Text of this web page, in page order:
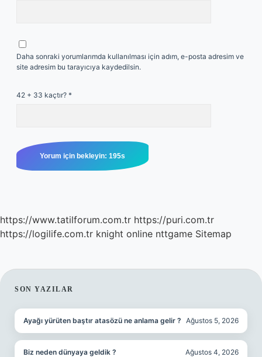
Daha sonraki yorumlarımda kullanılması için adım, e-posta adresim ve
site adresim bu tarayıcıya kaydedilsin.
42 + 33 kaçtır? *
https://www.tatilforum.com.tr https://puri.com.tr
https://logilife.com.tr knight online nttgame Sitemap
SIDEBAR
SON YAZILAR
Ayağı yürüten baştır atasözü ne anlama gelir ? Ağustos 5, 2026
Biz neden dünyaya geldik ? Ağustos 4, 2026